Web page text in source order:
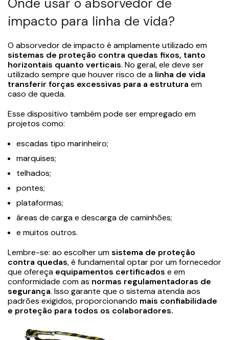
impacto para linha de vida?
O absorvedorde impacto é amplamente utilizado em
sistemas de proteção contra quedas fixos, tanto
horizontais quanto verticais. No geral, ele deve ser
utilizado sempre que houver risco de a linha de vida
transferir forças excessivas para a estrutura em
caso de queda.
Esse dispositivo também pode ser empregado em
projetos como:
escadas tipo marinheiro;
marquises;
telhados;
pontes;
plataformas;
áreas de carga e descarga de caminhões;
e muitos outros.
Lembre-se: ao escolher umsistema de proteção
contra quedas, é fundamental optar por um fornecedor
que ofereça equipamentos certificados e em
conformidade com as normas regulamentadoras de
segurança. Isso garante que o sistema atenda aos
padrões exigidos, proporcionando mais confiabilidade
e proteção para todos os colaboradores.